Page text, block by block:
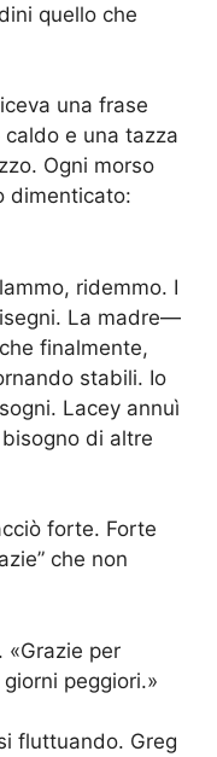
quello che
una frase
e una tazza
Ogni morso
dimenticato:
ridemmo. I
La madre—
finalmente,
stabili. Io
Lacey annuì
di altre
forte. Forte
che non
«Grazie per
peggiori.»
fluttuando. Greg